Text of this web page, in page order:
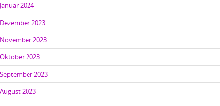
Januar 2024
Dezember 2023
November 2023
Oktober 2023
September 2023
August 2023